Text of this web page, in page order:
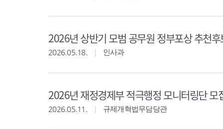
2026년 상반기 모범 공무원 정부포상 추천
2026.05.18. 인사과
2026년 재정경제부 적극행정 모니터링단 모
2026.05.11. 규제개혁법무담당관